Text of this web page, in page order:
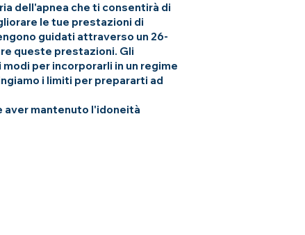
dell'apnea che ti consentirà di
le tue prestazioni di
guidati attraverso un 26-
queste prestazioni. Gli
per incorporarli in un regime
i limiti per prepararti ad
aver mantenuto l'idoneità